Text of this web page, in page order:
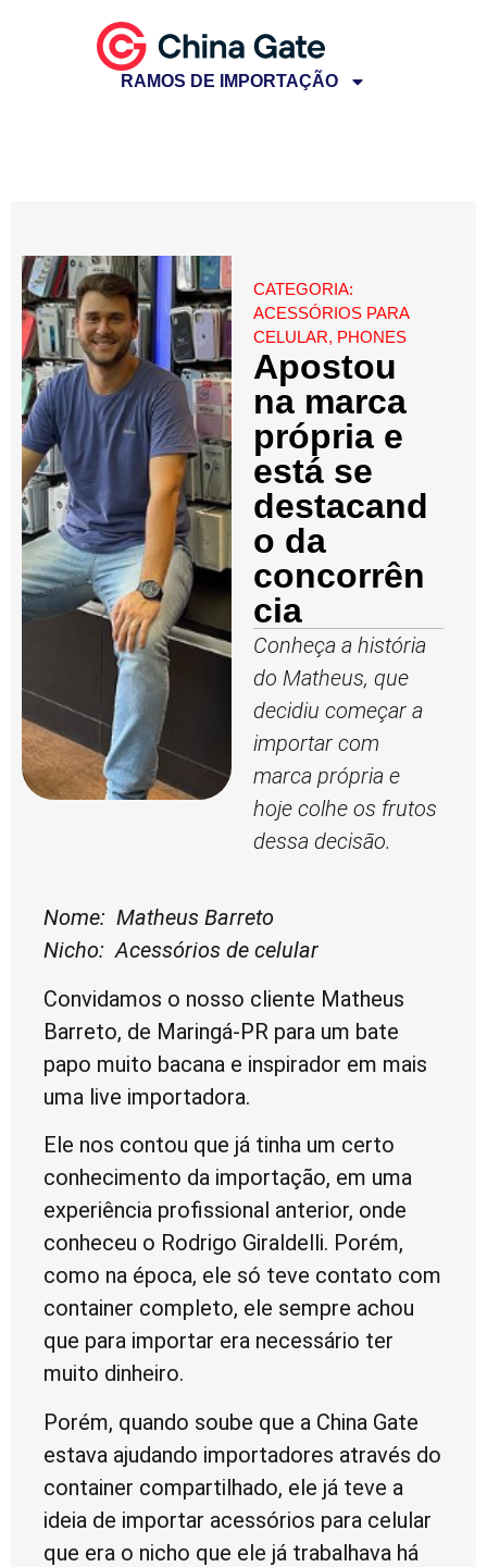
RAMOS DE IMPORTAÇÃO
CATEGORIA:
ACESSÓRIOS PARA
CELULAR, PHONES
Apostou
na marca
própria e
está se
destacand
o da
concorrên
cia
Conheça a história
do Matheus, que
decidiu começar a
importar com
marca própria e
hoje colhe os frutos
dessa decisão.
Nome: Matheus Barreto
Nicho: Acessórios de celular
Convidamos o nosso cliente Matheus
Barreto, de Maringá-PR para um bate
papo muito bacana e inspirador em mais
uma live importadora.
Ele nos contou que já tinha um certo
conhecimento da importação, em uma
experiência profissional anterior, onde
conheceu o Rodrigo Giraldelli. Porém,
como na época, ele só teve contato com
container completo, ele sempre achou
que para importar era necessário ter
muito dinheiro.
Porém, quando soube que a China Gate
estava ajudando importadores através do
container compartilhado, ele já teve a
ideia de importar acessórios para celular
que era o nicho que ele já trabalhava há